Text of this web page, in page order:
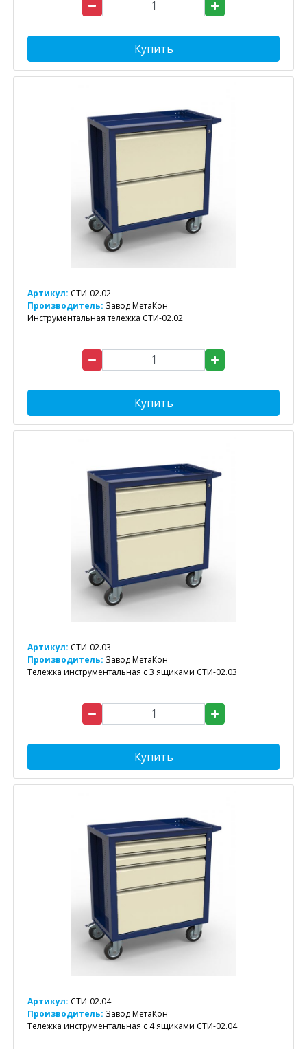
Купить
Артикул: СТИ-02.02
Производитель: Завод МетаКон
Инструментальная тележка СТИ-02.02
Купить
Артикул: СТИ-02.03
Производитель: Завод МетаКон
Тележка инструментальная с 3 ящиками СТИ-02.03
Купить
Артикул: СТИ-02.04
Производитель: Завод МетаКон
Тележка инструментальная с 4 ящиками СТИ-02.04